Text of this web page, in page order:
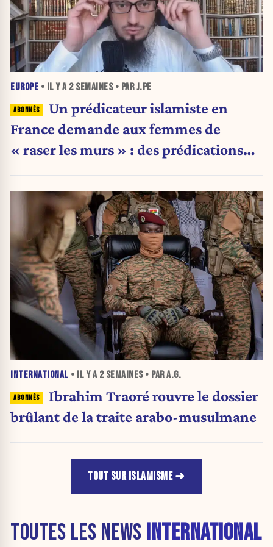
EUROPE • IL Y A 2 SEMAINES• PAR J.PE
Un prédicateur islamiste en
France demande aux femmes de
« raser les murs » : des prédications
INTERNATIONAL • IL Y A 2 SEMAINES• PAR A.G.
Ibrahim Traoré rouvre le dossier
brûlant de la traite arabo-musulmane
TOUT SUR ISLAMISME
TOUTES LES NEWS INTERNATIONAL